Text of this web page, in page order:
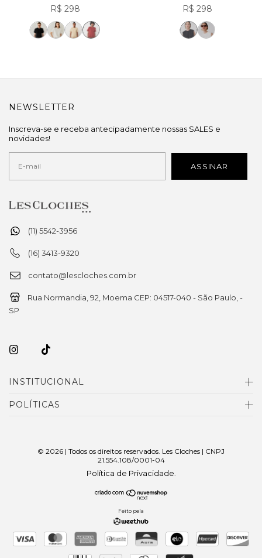
R$ 298 R$ 298
(11) 5542-3956
(16) 3413-9320
contato@lescloches.com.br
Rua Normandia, 92, Moema CEP: 04517-040 - São Paulo, -
SP
INSTITUCIONAL
POLÍTICAS
NEWSLETTER
Inscreva-se e receba antecipadamente nossas SALES e
novidades!
© 2026 | Todos os direitos reservados. Les Cloches | CNPJ
21.554.108/0001-04
Política de Privacidade
Feito pela